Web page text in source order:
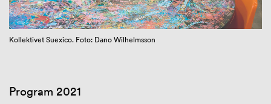
GIBCA Extended 2023
Kollektivet Suexico. Foto: Dano Wilhelmsson
Program 2021